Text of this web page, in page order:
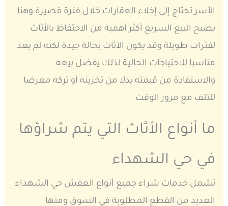
الأسر تحتاج إلى إخلاء العقارات خلال فترة قصيرة وهنا
يصبح البيع السريع أكثر أهمية من الاحتفاظ بالأثاث
لفترات طويلة وقد يكون الأثاث بحالة جيدة لكنه لم يعد
مناسبا للاحتياجات الحالية لذلك يفضل بيعه
والاستفادة من قيمته بدلا من تخزينه أو تركه معرضا
للتلف مع مرور الوقت
ما أنواع الأثاث التي يتم شراؤها
في حي الشهداء
تشمل خدمات شراء جميع أنواع العفش حي الشهداء
العديد من القطع المطلوبة في السوق ومنها